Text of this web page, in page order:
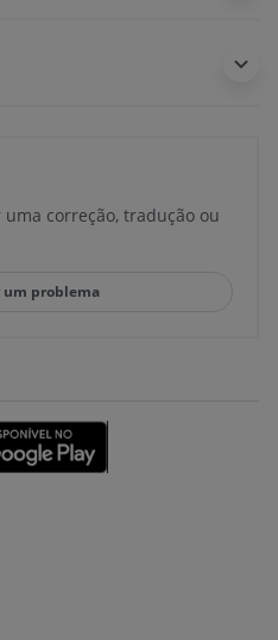
correção, tradução ou
um problema